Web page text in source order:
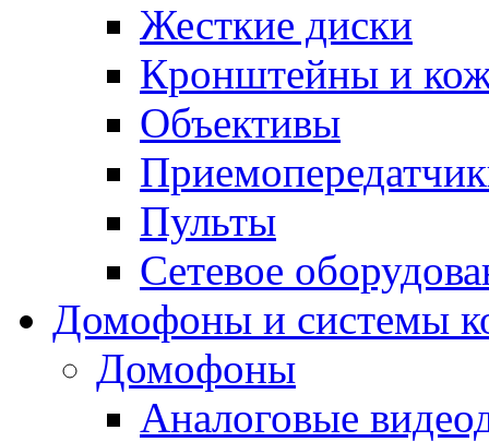
Жесткие диски
Кронштейны и
Объективы
Пульты
Сетевое
Домофоны и системы
Домофоны
Аналоговые